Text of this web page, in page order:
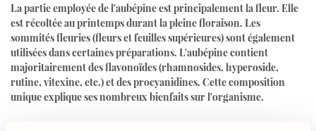
La partie employée de l'aubépine est principalement la fleur. Elle
est récoltée au printemps durant la pleine floraison. Les
sommités fleuries (fleurs et feuilles supérieures) sont également
utilisées dans certaines préparations. L'aubépine contient
majoritairement des flavonoïdes (rhamnosides, hyperoside,
rutine, vitexine, etc.) et des procyanidines. Cette composition
unique explique ses nombreux bienfaits sur l'organisme.